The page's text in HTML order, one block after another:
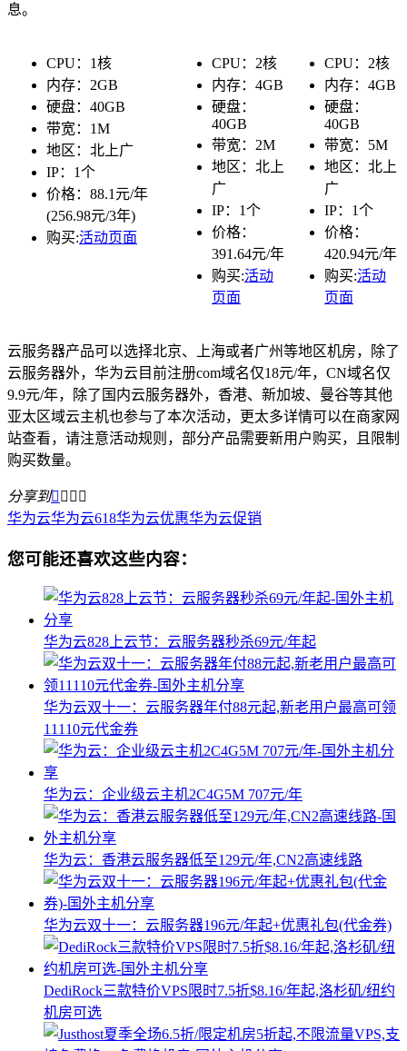
息。
CPU：1核
内存：2GB
硬盘：40GB
带宽：1M
地区：北上广
IP：1个
价格：88.1元/年
(256.98元/3年)
购买:活动页面
CPU：2核
内存：4GB
硬盘：
40GB
带宽：2M
地区：北上
广
IP：1个
价格：
391.64元/年
购买:活动
页面
CPU：2核
内存：4GB
硬盘：
40GB
带宽：5M
地区：北上
广
IP：1个
价格：
420.94元/年
购买:活动
页面
云服务器产品可以选择北京、上海或者广州等地区机房，除了
云服务器外，华为云目前注册com域名仅18元/年，CN域名仅
9.9元/年，除了国内云服务器外，香港、新加坡、曼谷等其他
亚太区域云主机也参与了本次活动，更太多详情可以在商家网
站查看，请注意活动规则，部分产品需要新用户购买，且限制
购买数量。
分享到   
华为云华为云618华为云优惠华为云促销
您可能还喜欢这些内容：
华为云828上云节：云服务器秒杀69元/年起
华为云双十一：云服务器年付88元起,新老用户最高可领
11110元代金券
华为云：企业级云主机2C4G5M 707元/年
华为云：香港云服务器低至129元/年,CN2高速线路
华为云双十一：云服务器196元/年起+优惠礼包(代金券)
DediRock三款特价VPS限时7.5折$8.16/年起,洛杉矶/纽约
机房可选